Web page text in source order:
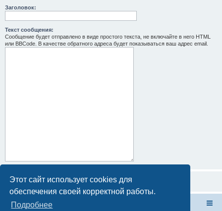
Этот сайт использует cookies для
обеспечения своей корректной работы.
Подробнее
Заголовок:
Текст сообщения:
Сообщение будет отправлено в виде простого текста, не включайте в него HTML
или BBCode. В качестве обратного адреса будет показываться ваш адрес email.
Форум Клана Реноводов